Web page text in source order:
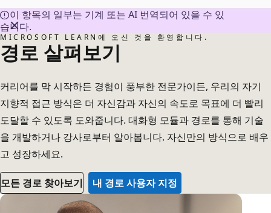
이 항목의 일부는 기계 또는 AI 번역되어 있을 수 있
습니다.
MICROSOFT LEARN에 오신 것을 환영합니다.
경로 살펴보기
커리어를 막 시작하든 경험이 풍부한 전문가이든, 우리의 자기
지향적 접근 방식은 더 자신감과 자신의 속도로 목표에 더 빨리
도달할 수 있도록 도와줍니다. 대화형 모듈과 경로를 통해 기술
을 개발하거나 강사로부터 알아봅니다. 자신만의 방식으로 배우
고 성장하세요.
모든 경로 찾아보기 내 경로 사용자 지정